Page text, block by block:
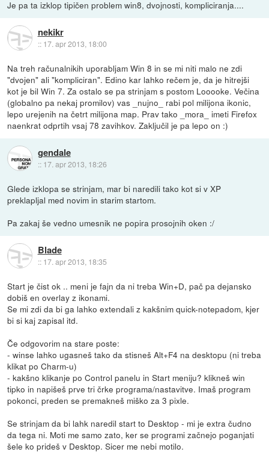
Je pa ta izklop tipičen problem win8, dvojnosti, kompliciranja....
nekikr
:: 17. apr 2013, 18:00
Na treh računalnikih uporabljam Win 8 in se mi niti malo ne zdi
"dvojen" ali "kompliciran". Edino kar lahko rečem je, da je hitrejši
kot je bil Win 7. Za ostalo se pa strinjam s postom Looooke. Večina
(globalno pa nekaj promilov) vas _nujno_ rabi pol milijona ikonic,
lepo urejenih na četrt milijona map. Prav tako _mora_ imeti Firefox
naenkrat odprtih vsaj 78 zavihkov. Zaključil je pa lepo on :)
gendale
:: 17. apr 2013, 18:26
Glede izklopa se strinjam, mar bi naredili tako kot si v XP
preklapljal med novim in starim startom.
Pa zakaj še vedno umesnik ne popira prosojnih oken :/
Blade
:: 17. apr 2013, 18:35
Start je čist ok .. meni je fajn da ni treba Win+D, pač pa dejansko
dobiš en overlay z ikonami.
Se mi zdi da bi ga lahko extendali z kakšnim quick-notepadom, kjer
bi si kaj zapisal itd.
Če odgovorim na stare poste:
- winse lahko ugasneš tako da stisneš Alt+F4 na desktopu (ni treba
klikat po Charm-u)
- kakšno klikanje po Control panelu in Start meniju? klikneš win
tipko in napišeš prve tri črke programa/nastavitve. Imaš program
pokonci, preden se premakneš miško za 3 pixle.
Se strinjam da bi lahk naredil start to Desktop - mi je extra čudno
da tega ni. Moti me samo zato, ker se programi začnejo poganjati
šele ko prideš v Desktop. Sicer me nebi motilo.